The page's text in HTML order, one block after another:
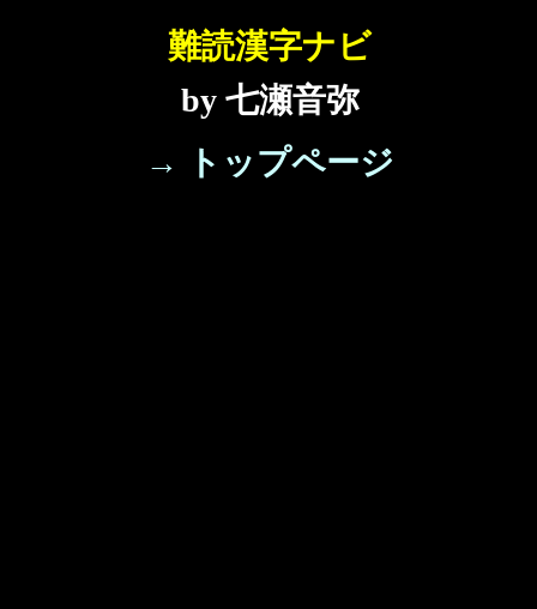
難読漢字ナビ
by 七瀬音弥
→ トップページ